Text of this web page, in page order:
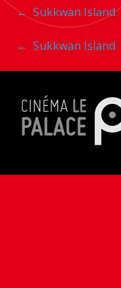
Navigation
entre
les
articles
← Sukkwan Island
Navigation
entre
les
articles
← Sukkwan Island